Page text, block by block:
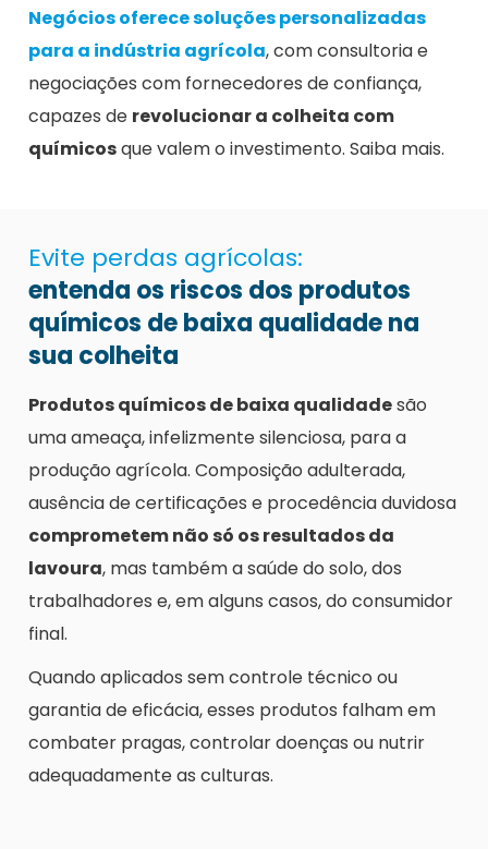
Negócios oferece soluções personalizadas
para a indústria agrícola, com consultoria e
negociações com fornecedores de confiança,
capazes de revolucionar a colheita com
químicosque valem o investimento. Saiba mais.
Evite perdas agrícolas:
entenda os riscos dos produtos
químicos de baixa qualidade na
sua colheita
Produtos químicos de baixa qualidadesão
uma ameaça, infelizmente silenciosa, para a
produção agrícola. Composição adulterada,
ausência de certificações e procedência duvidosa
comprometem não só os resultados da
lavoura, mas também a saúde do solo, dos
trabalhadores e, em alguns casos, do consumidor
final.
Quando aplicados sem controle técnico ou
garantia de eficácia, esses produtos falham em
combater pragas, controlar doenças ou nutrir
adequadamente as culturas.